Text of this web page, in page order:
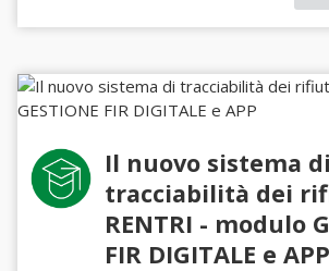
Il nuovo sistema di
tracciabilità dei
RENTRI - modulo
FIR DIGITALE e APP